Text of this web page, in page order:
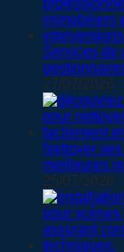
Services de
27/07/2026
Nettoyer
meilleures
25/07/2026